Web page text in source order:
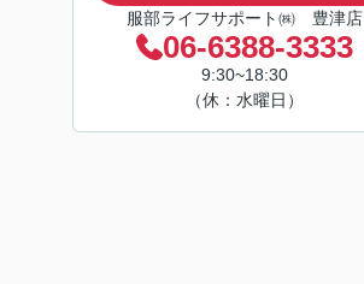
服部ライフサポート㈱ 豊津店
06-6388-3333
9:30~18:30
（休：水曜日）